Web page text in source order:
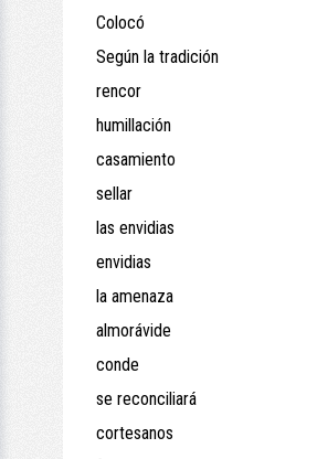
Colocó
Según la tradición
rencor
humillación
casamiento
sellar
las envidias
envidias
la amenaza
almorávide
conde
se reconciliará
cortesanos